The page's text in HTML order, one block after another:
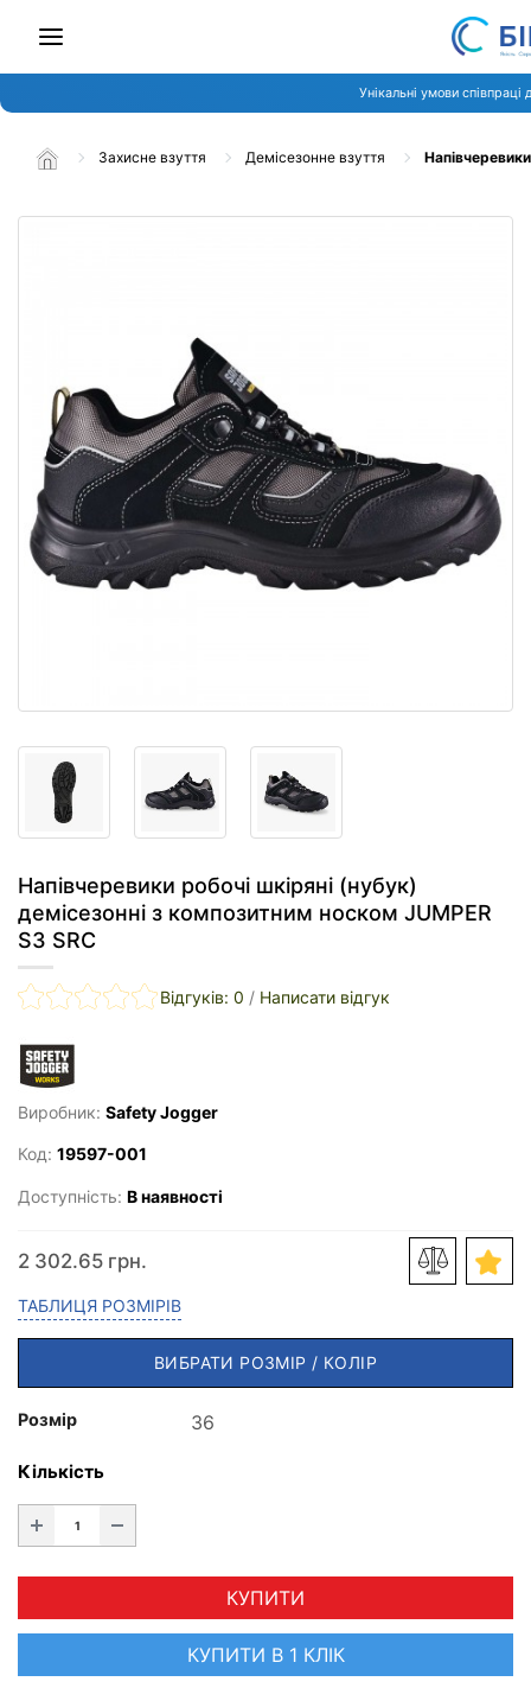
Унікальні умови
Захисне взуття Демісезонне взуття
Напівчеревики робочі шкіряні (нубук)
демісезонні з композитним носком JUMPER
S3 SRC
Відгуків: 0 / Написати відгук
Виробник: Safety Jogger
Код: 19597-001
Доступність: В наявності
2 302.65 грн.
ТАБЛИЦЯ РОЗМІРІВ
ВИБРАТИ РОЗМІР / КОЛІР
Розмір
Кількість
КУПИТИ
КУПИТИ В 1 КЛІК